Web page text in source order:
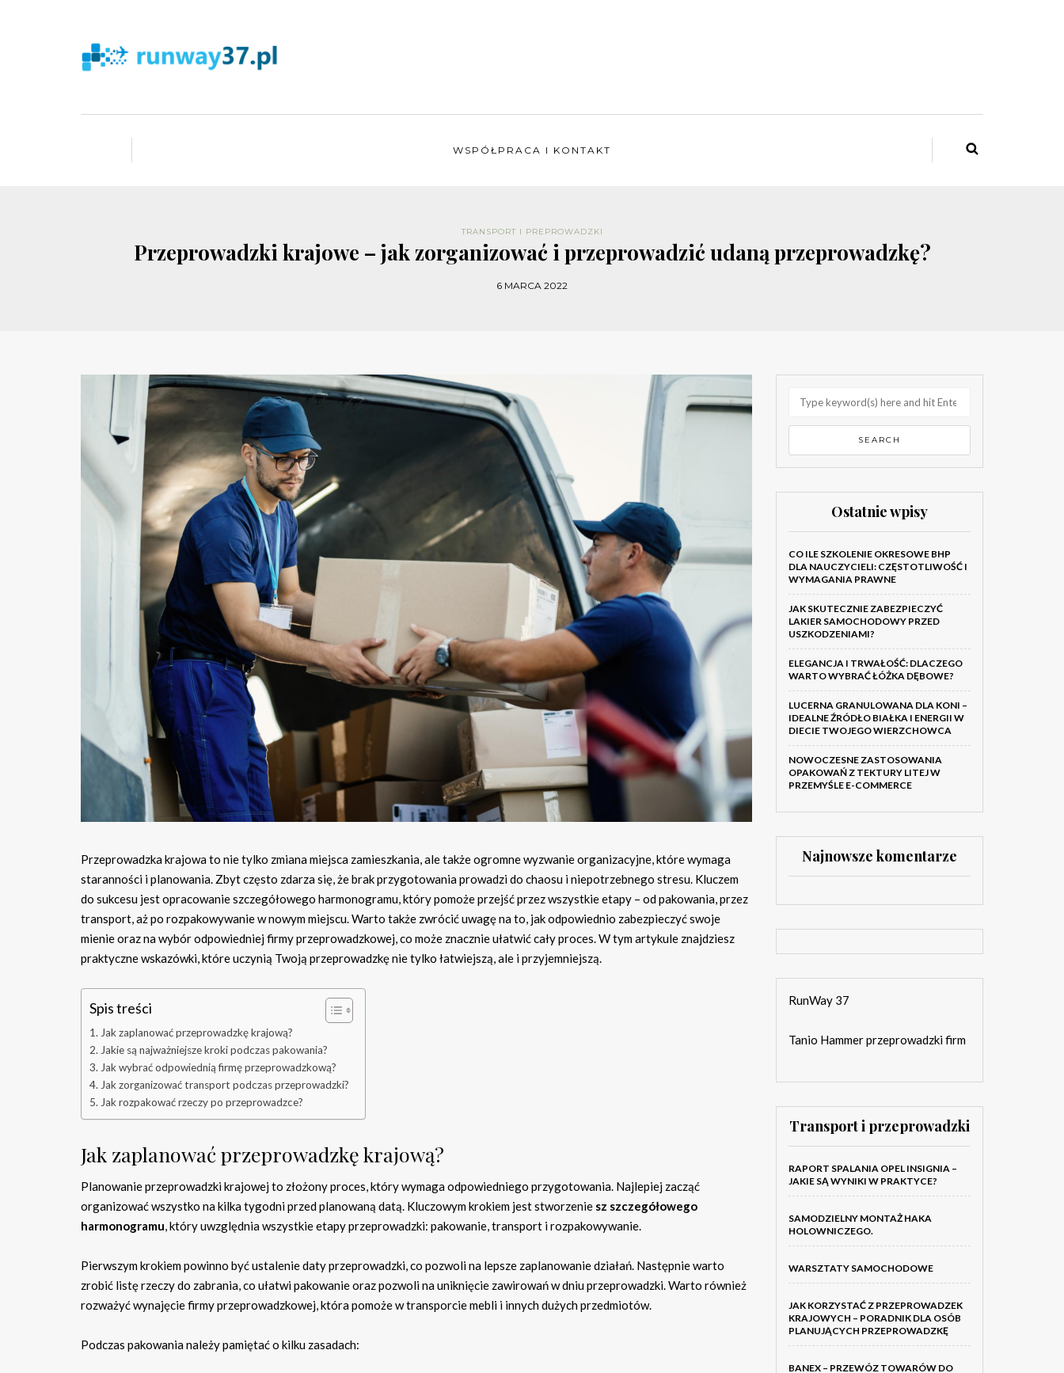
WSPÓŁPRACA I KONTAKT
TRANSPORT I PREPROWADZKI
Przeprowadzki krajowe – jak zorganizować i przeprowadzić udaną przeprowadzkę?
6 MARCA 2022
Przeprowadzka krajowa to nie tylko zmiana miejsca zamieszkania, ale także ogromne wyzwanie organizacyjne, które wymaga
staranności i planowania. Zbyt często zdarza się, że brak przygotowania prowadzi do chaosu i niepotrzebnego stresu. Kluczem
do sukcesu jest opracowanie szczegółowego harmonogramu, który pomoże przejść przez wszystkie etapy – od pakowania, przez
transport, aż po rozpakowywanie w nowym miejscu. Warto także zwrócić uwagę na to, jak odpowiednio zabezpieczyć swoje
mienie oraz na wybór odpowiedniej firmy przeprowadzkowej, co może znacznie ułatwić cały proces. W tym artykule znajdziesz
praktyczne wskazówki, które uczynią Twoją przeprowadzkę nie tylko łatwiejszą, ale i przyjemniejszą.
Spis treści
Jak zaplanować przeprowadzkę krajową?
Jakie są najważniejsze kroki podczas pakowania?
Jak wybrać odpowiednią firmę przeprowadzkową?
Jak zorganizować transport podczas przeprowadzki?
Jak rozpakować rzeczy po przeprowadzce?
Jak zaplanować przeprowadzkę krajową?
Planowanie przeprowadzki krajowej to złożony proces, który wymaga odpowiedniego przygotowania. Najlepiej zacząć
organizować wszystko na kilka tygodni przed planowaną datą. Kluczowym krokiem jest stworzenie sz szczegółowego
harmonogramu, który uwzględnia wszystkie etapy przeprowadzki: pakowanie, transport i rozpakowywanie.
Pierwszym krokiem powinno być ustalenie daty przeprowadzki, co pozwoli na lepsze zaplanowanie działań. Następnie warto
zrobić listę rzeczy do zabrania, co ułatwi pakowanie oraz pozwoli na uniknięcie zawirowań w dniu przeprowadzki. Warto również
rozważyć wynajęcie firmy przeprowadzkowej, która pomoże w transporcie mebli i innych dużych przedmiotów.
Podczas pakowania należy pamiętać o kilku zasadach:
Ostatnie wpisy
CO ILE SZKOLENIE OKRESOWE BHP
DLA NAUCZYCIELI: CZĘSTOTLIWOŚĆ I
WYMAGANIA PRAWNE
JAK SKUTECZNIE ZABEZPIECZYĆ
LAKIER SAMOCHODOWY PRZED
USZKODZENIAMI?
ELEGANCJA I TRWAŁOŚĆ: DLACZEGO
WARTO WYBRAĆ ŁÓŻKA DĘBOWE?
LUCERNA GRANULOWANA DLA KONI –
IDEALNE ŹRÓDŁO BIAŁKA I ENERGII W
DIECIE TWOJEGO WIERZCHOWCA
NOWOCZESNE ZASTOSOWANIA
OPAKOWAŃ Z TEKTURY LITEJ W
PRZEMYŚLE E-COMMERCE
Najnowsze komentarze
RunWay 37
Tanio Hammer przeprowadzki firm
Transport i przeprowadzki
RAPORT SPALANIA OPEL INSIGNIA –
JAKIE SĄ WYNIKI W PRAKTYCE?
SAMODZIELNY MONTAŻ HAKA
HOLOWNICZEGO.
WARSZTATY SAMOCHODOWE
JAK KORZYSTAĆ Z PRZEPROWADZEK
KRAJOWYCH – PORADNIK DLA OSÓB
PLANUJĄCYCH PRZEPROWADZKĘ
BANEX – PRZEWÓZ TOWARÓW DO